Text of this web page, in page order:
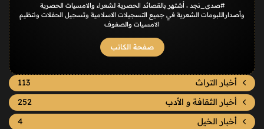
#صدى_نجد ، أشتهر بالقصائد الحصرية لشعراء والامسيات الحصرية
وأصداراللبومات الشعرية في جميع التسجيلات الاسلامية وتسجيل الحفلات ونتظيم
الامسيات والصفوف
صفحة الكاتب
أخبار التراث
113
أخبار الثقافة و الأدب
252
أخبار الخيل
4